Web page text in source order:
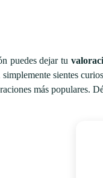
puedes dejar tu
sientes
más populares.